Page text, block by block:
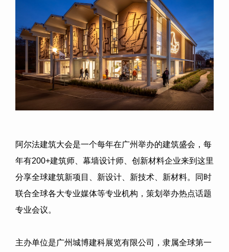
阿尔法建筑大会是一个每年在广州举办的建筑盛会，每
年有200+建筑师、幕墙设计师、创新材料企业来到这里
分享全球建筑新项目、新设计、新技术、新材料。同时
联合全球各大专业媒体等专业机构，策划举办热点话题
专业会议。
主办单位是广州城博建科展览有限公司，隶属全球第一